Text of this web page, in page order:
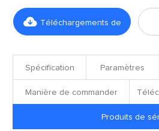
 Téléchargements de
Spécification Paramètres
Manière de commander
Produits de